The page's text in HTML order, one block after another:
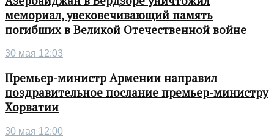
мемориал, увековечивающий память
погибших в Великой Отечественной войне
30 мая 12:03
Премьер-министр Армении направил
поздравительное послание премьер-министру
Хорватии
30 мая 12:00